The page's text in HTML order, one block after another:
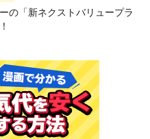
の「新ネクストバリュープラ